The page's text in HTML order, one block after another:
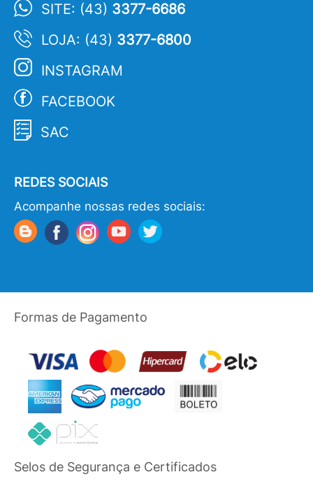
SITE: (43) 3377-6686
LOJA: (43) 3377-6800
INSTAGRAM
FACEBOOK
SAC
REDES SOCIAIS
Acompanhe nossas redes sociais:
Formas de Pagamento
Selos de Segurança e Certificados